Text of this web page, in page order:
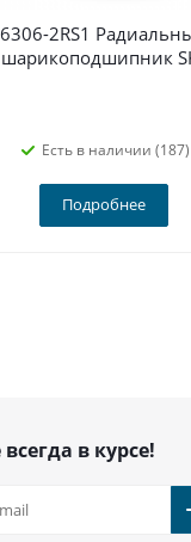
6306-2RS1
шарикоподшипник
Есть в наличии (187)
Подробнее
в курсе!